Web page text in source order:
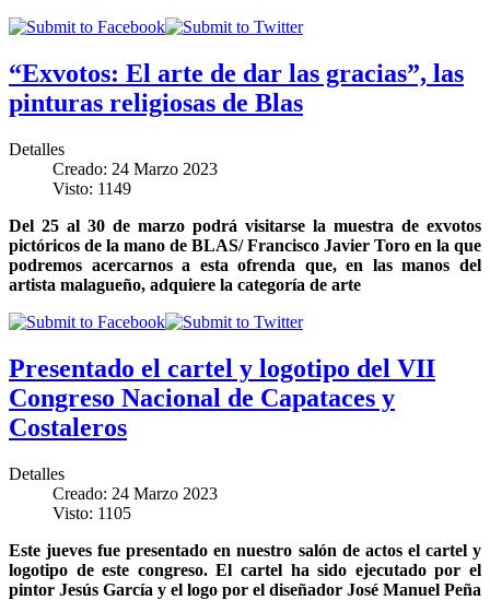
“Exvotos: El arte de dar las gracias”, las
pinturas religiosas de Blas
Detalles
Creado: 24 Marzo 2023
Visto: 1149
Del 25 al 30 de marzo podrá visitarse la muestra de exvotos
pictóricos de la mano de BLAS/ Francisco Javier Toro en la que
podremos acercarnos a esta ofrenda que, en las manos del
artista malagueño, adquiere la categoría de arte
Presentado el cartel y logotipo del VII
Congreso Nacional de Capataces y
Costaleros
Detalles
Creado: 24 Marzo 2023
Visto: 1105
Este jueves fue presentado en nuestro salón de actos el cartel y
logotipo de este congreso. El cartel ha sido ejecutado por el
pintor Jesús García y el logo por el diseñador José Manuel Peña